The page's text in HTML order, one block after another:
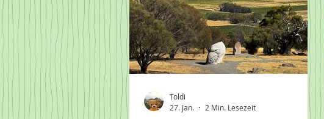
Toldi
27. Jan.
2 Min. Lesezeit